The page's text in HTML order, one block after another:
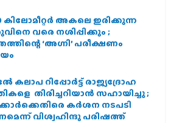
കിലോമീറ്റർ അകലെ ഇരിക്കുന്ന
വരെ നശിപ്പിക്കും ;
‘അഗ്നി’ പരീക്ഷണം
കലാപ റിപ്പോർട്ട് രാജ്യദ്രോഹ
തിരിച്ചറിയാൻ സഹായിച്ചു ;
കർശന നടപടി
വിശ്വഹിന്ദു പരിഷത്ത്